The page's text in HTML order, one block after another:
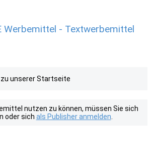
Werbemittel - Textwerbemittel
zu unserer Startseite
nutzen zu können, müssen Sie sich
oder sich als Publisher anmelden